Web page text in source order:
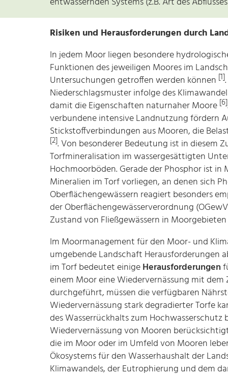
Risiken und Herausforderungen durch
In jedem Moor liegen besondere
Funktionen des jeweiligen Moores im
Untersuchungen getroffen werden können [1].
Niederschlagsmuster infolge des
damit die Eigenschaften naturnaher Moore [6]
verbundene intensive Landnutzung fördern
Stickstoffverbindungen aus Mooren, die
[2]. Von besonderer Bedeutung ist in diesem
Torfmineralisation im wassergesättigten
Hochmoorböden. Gerade der Phosphor ist
Mineralien im Torf vorliegen, an denen sich
Oberflächengewässern reagiert besonders
der Oberflächengewässerverordnung
Zustand von Fließgewässern in
Im Moormanagement für den Moor- und
umgebende Landschaft Herausforderungen
im Torf bedeutet einigeHerausforderungen
einem Moor eine Wiedervernässung mit
durchgeführt, müssen die verfügbaren
Wiedervernässung stark degradierter Torfe
des Wasserrückhalts zum
Wiedervernässung von Mooren
die im Moor oder im Umfeld von Mooren
Ökosystems für den Wasserhaushalt der
Klimawandels, der Eutrophierung und dem